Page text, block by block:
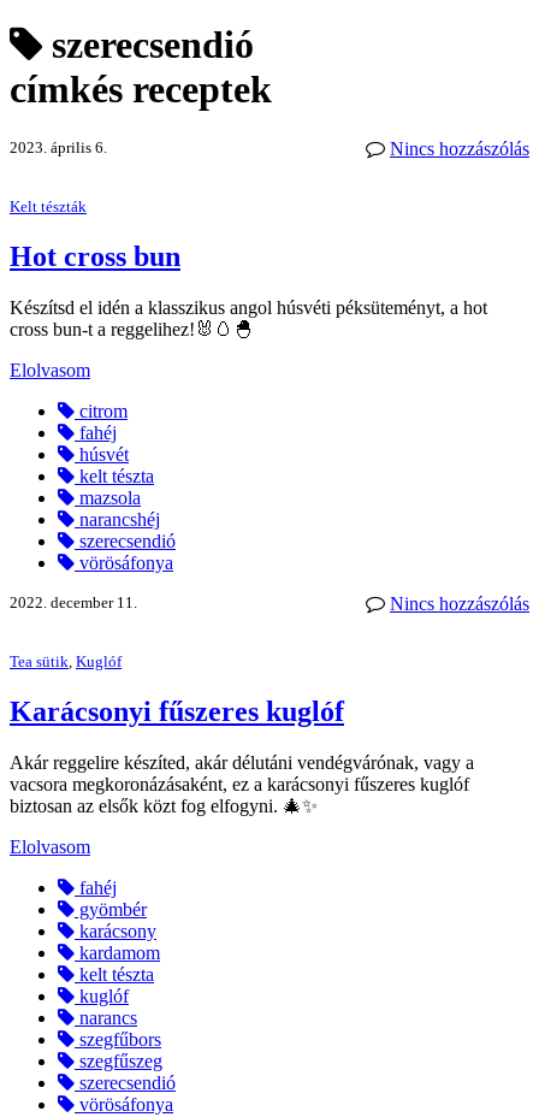
szerecsendió
címkés receptek
Nincs hozzászólás
2023. április 6.
Kelt tészták
Hot cross bun
Készítsd el idén a klasszikus angol húsvéti péksüteményt, a hot
cross bun-t a reggelihez!🐰🥚🐣
Elolvasom
citrom
fahéj
húsvét
kelt tészta
mazsola
narancshéj
szerecsendió
vörösáfonya
Nincs hozzászólás
2022. december 11.
Tea sütik, Kuglóf
Karácsonyi fűszeres kuglóf
Akár reggelire készíted, akár délutáni vendégvárónak, vagy a
vacsora megkoronázásaként, ez a karácsonyi fűszeres kuglóf
biztosan az elsők közt fog elfogyni. 🎄✨
Elolvasom
fahéj
gyömbér
karácsony
kardamom
kelt tészta
kuglóf
narancs
szegfűbors
szegfűszeg
szerecsendió
vörösáfonya